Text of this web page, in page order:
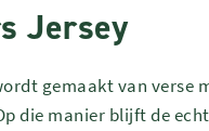
Jersey
gemaakt van verse
die manier blijft de